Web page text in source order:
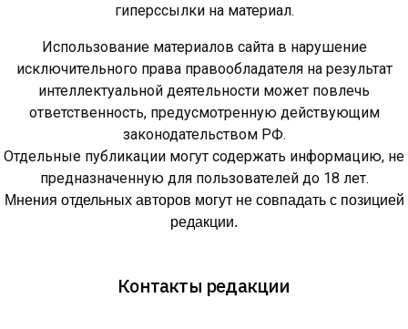
гиперссылки на материал.
Использование материалов сайта в нарушение
исключительного права правообладателя на результат
интеллектуальной деятельности может повлечь
ответственность, предусмотренную действующим
законодательством РФ.
Отдельные публикации могут содержать информацию, не
предназначенную для пользователей до 18 лет.
Мнения отдельных авторов могут не совпадать с позицией
редакции.
Контакты редакции